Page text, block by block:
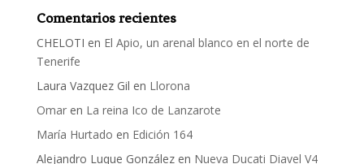
Comentarios recientes
CHELOTI en El Apio, un arenal blanco en el norte de
Tenerife
Laura Vazquez Gil en Llorona
Omaren La reina Ico de Lanzarote
María Hurtado en Edición 164
Alejandro Luque Gonzálezen Nueva Ducati Diavel V4